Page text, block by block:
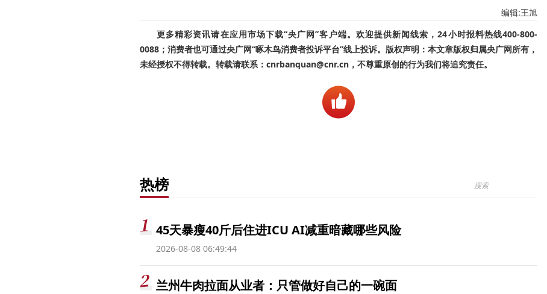
编辑:王旭
更多精彩资讯请在应用市场下载“央广网”客户端。欢迎提供新闻线索，24小时报料热线400-800-
0088；消费者也可通过央广网“啄木鸟消费者投诉平台”线上投诉。版权声明：本文章版权归属央广网所有，
未经授权不得转载。转载请联系：cnrbanquan@cnr.cn，不尊重原创的行为我们将追究责任。
热榜
45天暴瘦40斤后住进ICU AI减重暗藏哪些风险
2026-08-08 06:49:44
兰州牛肉拉面从业者：只管做好自己的一碗面